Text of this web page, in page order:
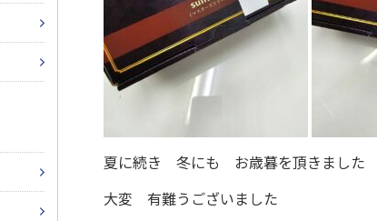
夏に続き 冬にも お歳暮を頂きました
大変 有難うございました